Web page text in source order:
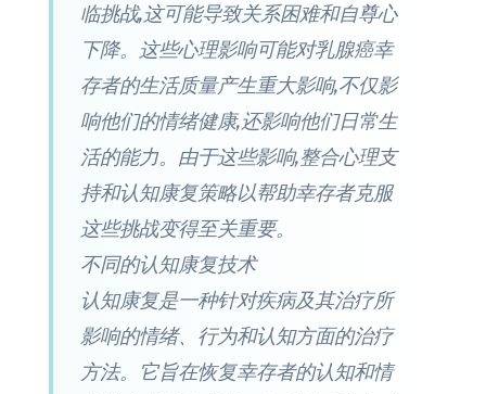
临挑战,这可能导致关系困难和自尊心
下降。这些心理影响可能对乳腺癌幸
存者的生活质量产生重大影响,不仅影
响他们的情绪健康,还影响他们日常生
活的能力。由于这些影响,整合心理支
持和认知康复策略以帮助幸存者克服
这些挑战变得至关重要。
不同的认知康复技术
认知康复是一种针对疾病及其治疗所
影响的情绪、行为和认知方面的治疗
方法。它旨在恢复幸存者的认知和情